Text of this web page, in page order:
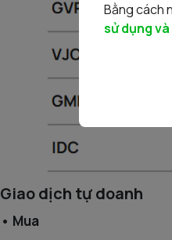
Giao dịch tự doanh
• Mua
Bằng cách
sử dụng